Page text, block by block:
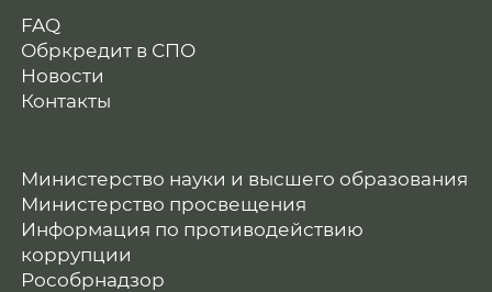
FAQ
Обркредит в СПО
Новости
Контакты
Министерство науки и высшего образования
Министерство просвещения
Информация по противодействию
коррупции
Рособрнадзор